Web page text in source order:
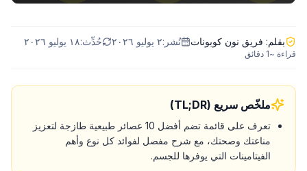
بقلم: فريق نون كوبونات نُشر:٢ يوليو ٢٠٢٦ حُدِّث:١٨ يوليو ٢٠٢٦
قراءة ~1 دقائق
ملخّص سريع (TL;DR)
تعرف على قائمة تضم أفضل 10 عصائر طبيعية طازجة لتعزيز
مناعتك وصحتك، مع شرح مفصل لفوائد كل نوع وأهم
الفيتامينات التي يوفرها للجسم.